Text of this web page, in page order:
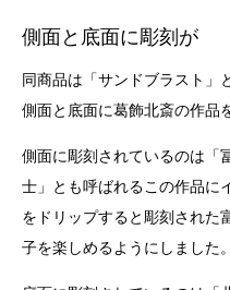
側面と底面に彫刻が
同商品は「サンドブラスト」
側面と底面に葛飾北斎の作品
側面に彫刻されているのは
士」とも呼ばれるこの作品に
をドリップすると彫刻された
子を楽しめるようにしました。